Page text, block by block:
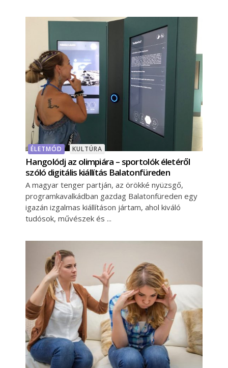
ÉLETMÓD KULTÚRA
Hangolódj az olimpiára – sportolók életéről
szóló digitális kiállítás Balatonfüreden
A magyar tenger partján, az örökké nyüzsgő,
programkavalkádban gazdag Balatonfüreden egy
igazán izgalmas kiállításon jártam, ahol kiváló
tudósok, művészek és